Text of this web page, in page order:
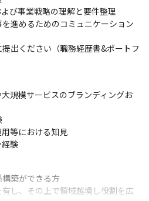
化し続けている急成長期の組織
プレイ広告など媒体を問わず幅広
験できる
アなどさまざまな部門と連携しデ
められる
ることができ、自身のクリエイテ
たすところまで追求することがで
担当領域の幅は拡大の一途をたど
び事業戦略の理解と要件整理
進めるためのコミュニケーション
出ください（職務経歴書&ポートフ
規模サービスのブランディングお
用等における知見
経験
構築ができる方
し、その上で領域越境し役割を広